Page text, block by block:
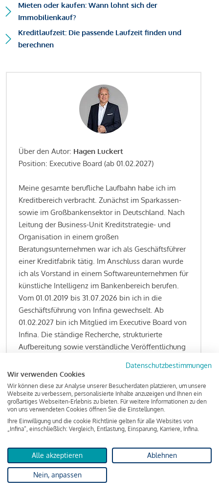
Mieten oder kaufen: Wann lohnt sich der
Immobilienkauf?
Kreditlaufzeit: Die passende Laufzeit finden und
berechnen
Über den Autor: Hagen Luckert
Position: Executive Board (ab 01.02.2027)
Meine gesamte berufliche Laufbahn habe ich im
Kreditbereich verbracht. Zunächst im Sparkassen-
sowie im Großbankensektor in Deutschland. Nach
Leitung der Business-Unit Kreditstrategie- und
Organisation in einem großen
Beratungsunternehmen war ich als Geschäftsführer
einer Kreditfabrik tätig. Im Anschluss daran wurde
ich als Vorstand in einem Softwareunternehmen für
künstliche Intelligenz im Bankenbereich berufen.
Vom 01.01.2019 bis 31.07.2026 bin ich in die
Geschäftsführung von Infina gewechselt. Ab
01.02.2027 bin ich Mitglied im Executive Board von
Infina. Die ständige Recherche, strukturierte
Aufbereitung sowie verständliche Veröffentlichung
Kreditgeschäft gehören zu den wesentlichen
Schwerpunktsetzungen meiner Funktion.
Lesen Sie meine Finanzierungs-Tipps
KreditindexDas Wohnkredit Barometer
Datenschutzbestimmungen
Wir verwenden Cookies
Wir können diese zur Analyse unserer Besucherdaten platzieren, um unsere
Webseite zu verbessern, personalisierte Inhalte anzuzeigen und Ihnen ein
großartiges Webseiten-Erlebnis zu bieten. Für weitere Informationen zu den
von uns verwendeten Cookies öffnen Sie die Einstellungen.
Ihre Einwilligung und die cookie Richtlinie gelten für alle Websites von
„Infina“, einschließlich: Vergleich, Entlastung, Einsparung, Karriere, Infina.
Alle akzeptieren Ablehnen
Nein, anpassen